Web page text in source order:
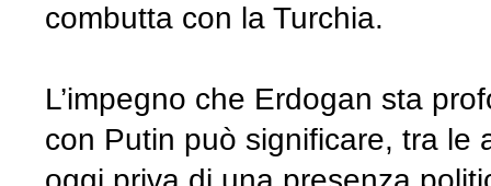
combutta con la Turchia.
L’impegno che Erdogan sta
con Putin può significare, tra le